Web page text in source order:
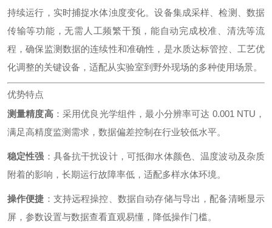
持续运行，实时捕捉水体浊度变化。设备集成采样、检测、数据
传输等功能，无需人工频繁干预，能自动完成校准、清洗等流
程，确保监测数据的连续性和准确性，是水质达标管控、工艺优
化调整的关键设备，适配从实验室到野外现场的多种使用场景。
优势特点
测量精度高：采用优良光学组件，最小分辨率可达 0.001 NTU，
满足高精度监测需求，数据偏差控制在行业较低水平。
稳定性强 ：具备抗干扰设计，可抵御水体颜色、温度波动及杂质
附着的影响，长期运行故障率低，适配多样水体环境。
操作便捷 ：支持远程操控、数据自动存储与导出，配备清晰显示
屏，参数设置与数据查看直观易懂，降低操作门槛。